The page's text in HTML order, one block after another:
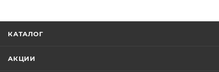
КАТАЛОГ
АКЦИИ